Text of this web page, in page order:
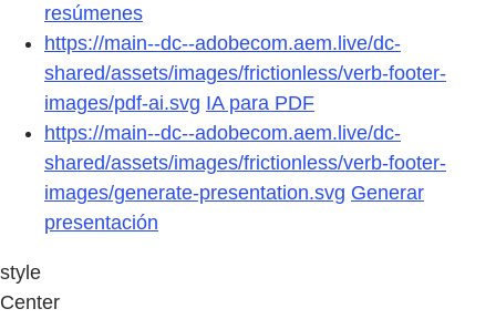
resúmenes
https://main--dc--adobecom.aem.live/dc-
shared/assets/images/frictionless/verb-footer-
images/pdf-ai.svg IA para PDF
https://main--dc--adobecom.aem.live/dc-
shared/assets/images/frictionless/verb-footer-
images/generate-presentation.svg Generar
presentación
style
Center